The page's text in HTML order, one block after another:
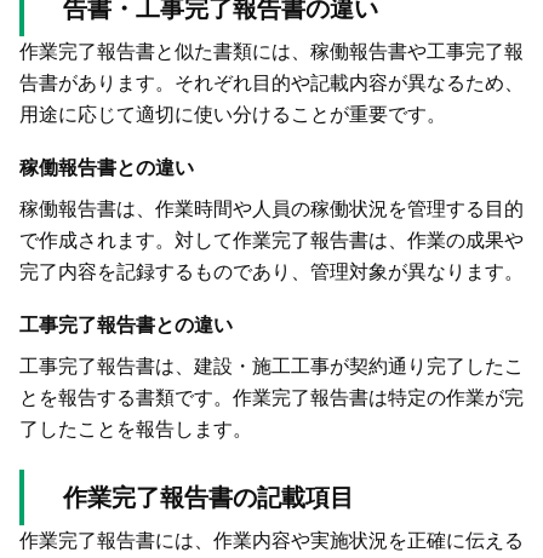
告書・工事完了報告書の違い
作業完了報告書と似た書類には、稼働報告書や工事完了報
告書があります。それぞれ目的や記載内容が異なるため、
用途に応じて適切に使い分けることが重要です。
稼働報告書との違い
稼働報告書は、作業時間や人員の稼働状況を管理する目的
で作成されます。対して作業完了報告書は、作業の成果や
完了内容を記録するものであり、管理対象が異なります。
工事完了報告書との違い
工事完了報告書は、建設・施工工事が契約通り完了したこ
とを報告する書類です。作業完了報告書は特定の作業が完
了したことを報告します。
作業完了報告書の記載項目
作業完了報告書には、作業内容や実施状況を正確に伝える